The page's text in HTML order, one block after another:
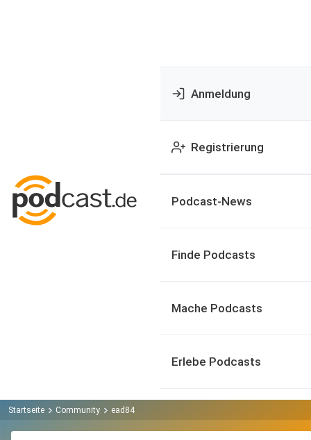
Anmeldung
Registrierung
Podcast-News
Finde Podcasts
Mache Podcasts
Erlebe Podcasts
Startseite Community ead84